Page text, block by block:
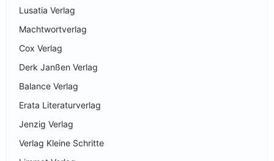
Lusatia Verlag
Machtwortverlag
Cox Verlag
Derk Janßen Verlag
Balance Verlag
Erata Literaturverlag
Jenzig Verlag
Verlag Kleine Schritte